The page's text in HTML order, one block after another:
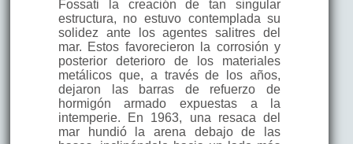
Fossati la creación de tan singular
estructura, no estuvo contemplada su
solidez ante los agentes salitres del
mar. Estos favorecieron la corrosión y
posterior deterioro de los materiales
metálicos que, a través de los años,
dejaron las barras de refuerzo de
hormigón armado expuestas a la
intemperie. En 1963, una resaca del
mar hundió la arena debajo de las